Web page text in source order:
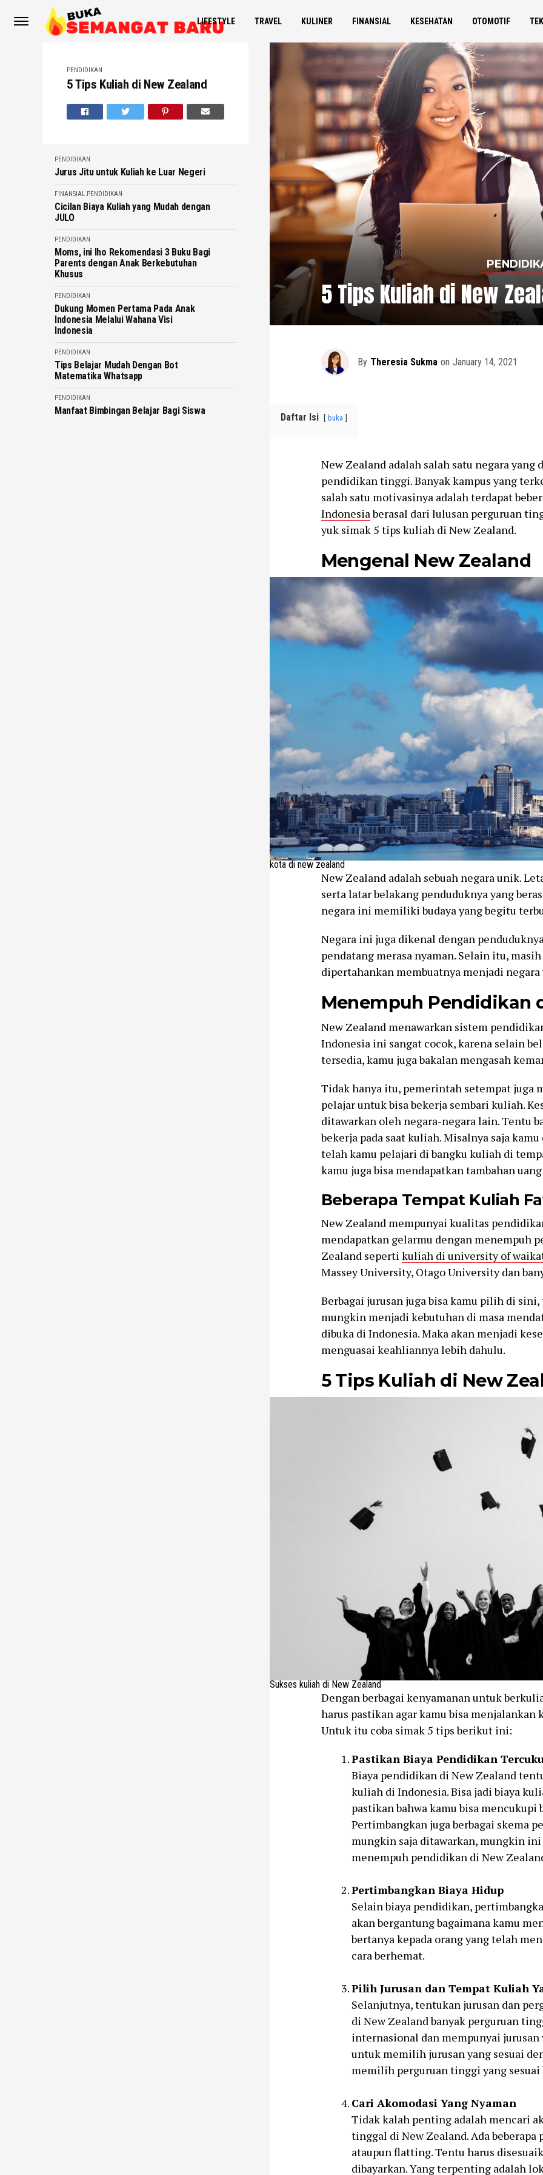
LIFESTYLE TRAVEL KULINER FINANSIAL KESEHATAN OTOMOTIF
PENDIDIKAN
5 Tips Kuliah di New Zealand
PENDIDIKAN
Jurus Jitu untuk Kuliah ke Luar Negeri
FINANSIAL PENDIDIKAN
Cicilan Biaya Kuliah yang Mudah dengan
JULO
PENDIDIKAN
Moms, ini lho Rekomendasi 3 Buku Bagi
Parents dengan Anak Berkebutuhan
Khusus
PENDIDIKAN
Dukung Momen Pertama Pada Anak
Indonesia Melalui Wahana Visi
Indonesia
PENDIDIKAN
Tips Belajar Mudah Dengan Bot
Matematika Whatsapp
PENDIDIKAN
Manfaat Bimbingan Belajar Bagi Siswa
5 Tips Kuliah di New
By Theresia Sukma on January 14, 2021
Daftar Isi buka
New Zealand adalah salah satu negara
pendidikan tinggi. Banyak kampus yang
salah satu motivasinya adalah terdapat
Indonesiaberasal dari lulusan perguruan
yuk simak 5 tips kuliah di New Zealand.
Mengenal New Zealand
kota di new zealand
New Zealand adalah sebuah negara unik.
serta latar belakang penduduknya yang
negara ini memiliki budaya yang begitu
Negara ini juga dikenal dengan
pendatang merasa nyaman. Selain itu,
dipertahankan membuatnya menjadi
Menempuh Pendidikan
New Zealand menawarkan sistem
Indonesia ini sangat cocok, karena selain
tersedia, kamu juga bakalan mengasah
Tidak hanya itu, pemerintah setempat juga
pelajar untuk bisa bekerja sembari kuliah.
ditawarkan oleh negara-negara lain. Tentu
bekerja pada saat kuliah. Misalnya saja
telah kamu pelajari di bangku kuliah di
kamu juga bisa mendapatkan tambahan
Beberapa Tempat Kuliah
New Zealand mempunyai kualitas
mendapatkan gelarmu dengan menempuh
Zealand seperti kuliah di university of
Massey University, Otago University dan
Berbagai jurusan juga bisa kamu pilih di
mungkin menjadi kebutuhan di masa
dibuka di Indonesia. Maka akan menjadi
menguasai keahliannya lebih dahulu.
5 Tips Kuliah di New
Sukses kuliah di New Zealand
Dengan berbagai kenyamanan untuk
harus pastikan agar kamu bisa menjalankan
Untuk itu coba simak 5 tips berikut ini:
Pastikan Biaya Pendidikan
Biaya pendidikan di New Zealand
kuliah di Indonesia. Bisa jadi biaya
pastikan bahwa kamu bisa
Pertimbangkan juga berbagai skema
mungkin saja ditawarkan, mungkin
menempuh pendidikan di New
Pertimbangkan Biaya Hidup
Selain biaya pendidikan,
akan bergantung bagaimana kamu
bertanya kepada orang yang telah
cara berhemat.
Pilih Jurusan dan Tempat Kuliah
Selanjutnya, tentukan jurusan dan
di New Zealand banyak perguruan
internasional dan mempunyai jurusan
untuk memilih jurusan yang sesuai
memilih perguruan tinggi yang sesuai
Cari Akomodasi Yang Nyaman
Tidak kalah penting adalah mencari
tinggal di New Zealand. Ada
ataupun flatting. Tentu harus
dibayarkan. Yang terpenting adalah